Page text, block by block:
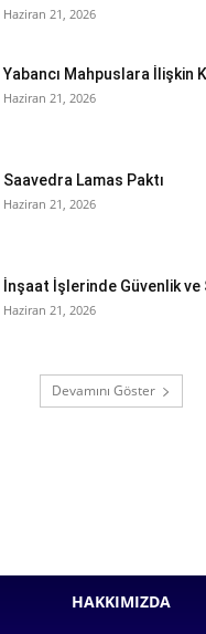
Haziran 21, 2026
Yabancı Mahpuslara İlişkin
Haziran 21, 2026
Saavedra Lamas Paktı
Haziran 21, 2026
İnşaat İşlerinde Güvenlik ve
Haziran 21, 2026
Devamını Göster
HAKKIMIZDA